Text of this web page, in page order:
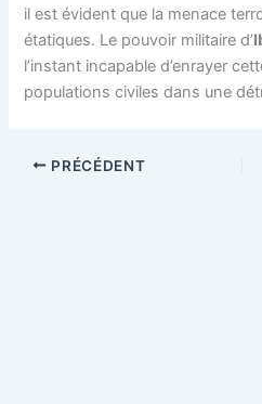
il est évident que la menace
étatiques. Le pouvoir militaire d’
l’instant incapable d’enrayer
populations civiles dans une
PRÉCÉDENT